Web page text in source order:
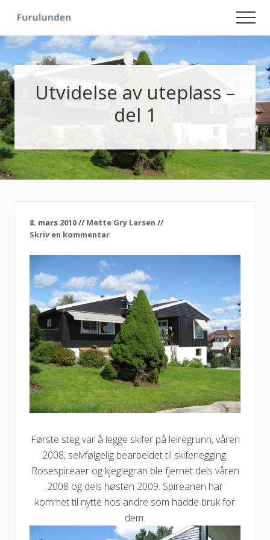
main
content
primary
sidebar
Hageliv
-
Lise
for
sjelen Utvidelse av uteplass –
del 1
8. mars 2010// Mette Gry Larsen //
Skriv en kommentar
Første steg var å legge skifer på leiregrunn, våren
2008, selvfølgelig bearbeidet til skiferlegging.
Rosespireaer og kjeglegran ble fjernet dels våren
2008 og dels høsten 2009. Spireanen har
kommet til nytte hos andre som hadde bruk for
dem.